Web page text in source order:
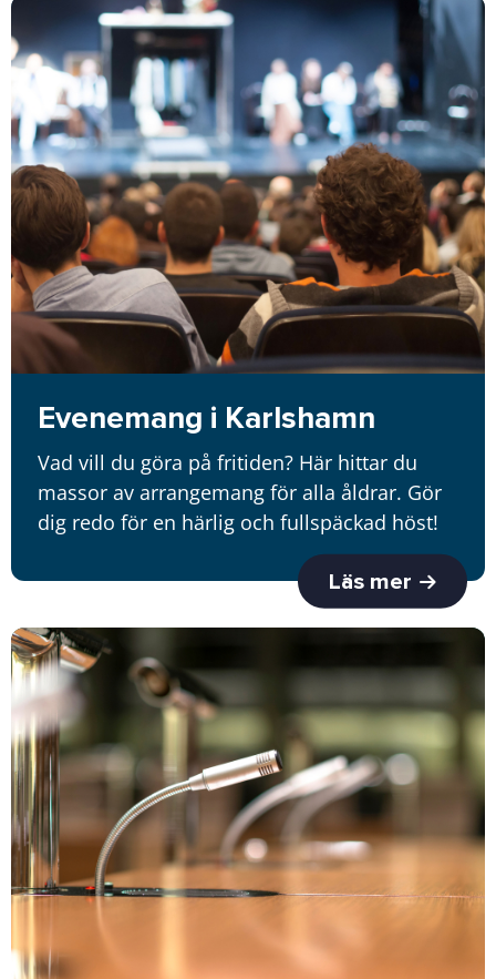
Evenemang i Karlshamn
Vad vill du göra på fritiden? Här hittar du
massor av arrangemang för alla åldrar. Gör
dig redo för en härlig och fullspäckad höst!
Läs mer